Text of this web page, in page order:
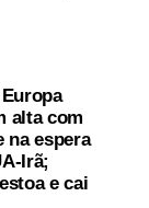
alta com
na espera
Irã;
e cai